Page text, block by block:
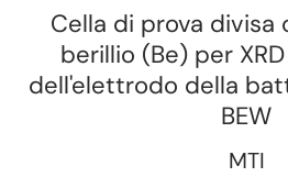
Cella di prova divisa
berillio (Be) per
dell'elettrodo della
BEW
MTI